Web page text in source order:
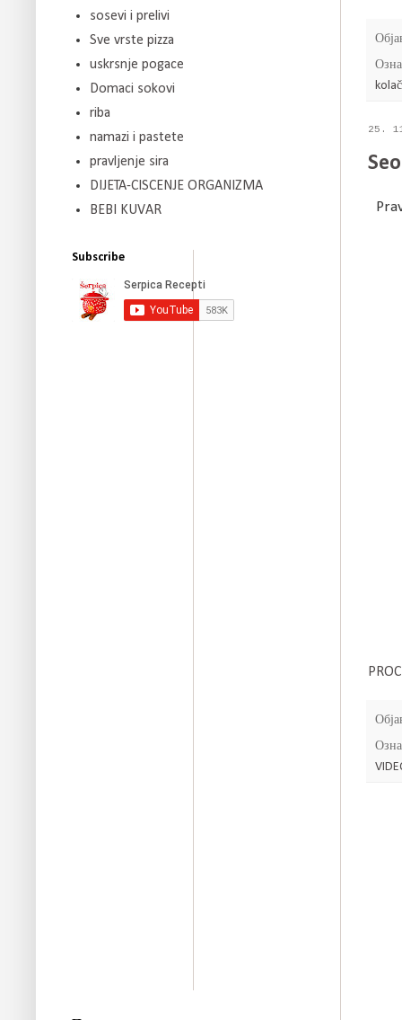
25.
sosevi i prelivi
Sve vrste pizza
uskrsnje pogace
Domaci sokovi
riba
namazi i pastete
pravljenje sira
DIJETA-CISCENJE ORGANIZMA
BEBI KUVAR
Subscribe